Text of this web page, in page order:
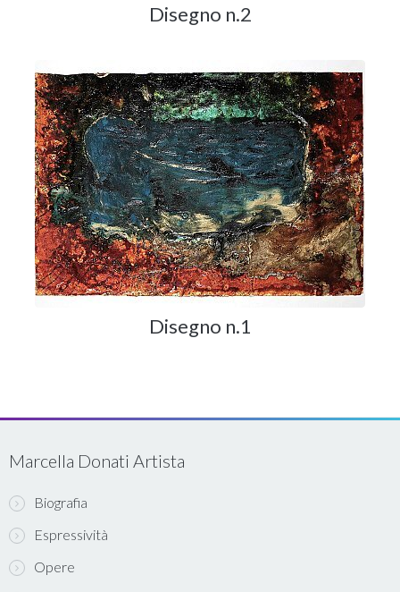
Disegno n.2
Disegno n.1
Marcella Donati Artista
Biografia
Espressività
Opere